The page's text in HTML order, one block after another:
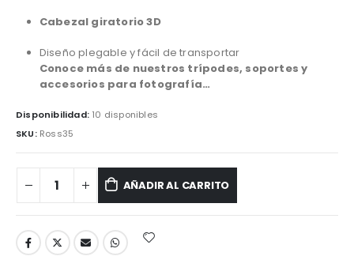
Cabezal giratorio 3D
Diseño plegable y fácil de transportar
Conoce más de nuestros trípodes, soportes y
accesorios para fotografía…
Disponibilidad: 10 disponibles
SKU: Ross35
AÑADIR AL CARRITO